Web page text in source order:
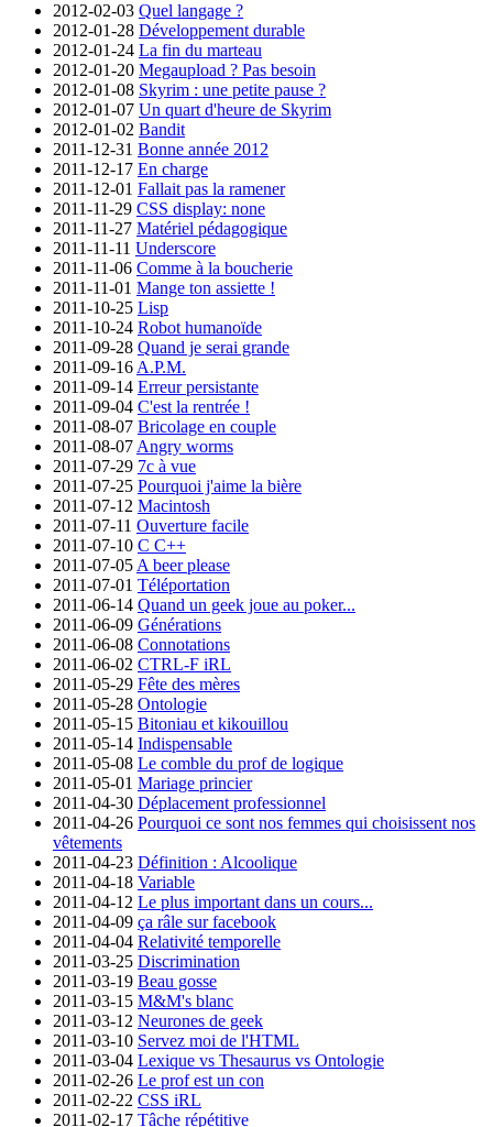
2012-02-03 Quel langage ?
2012-01-28 Développement durable
2012-01-24 La fin du marteau
2012-01-20 Megaupload ? Pas besoin
2012-01-08 Skyrim : une petite pause ?
2012-01-07 Un quart d'heure de Skyrim
2012-01-02 Bandit
2011-12-31 Bonne année 2012
2011-12-17 En charge
2011-12-01 Fallait pas la ramener
2011-11-29 CSS display: none
2011-11-27 Matériel pédagogique
2011-11-11 Underscore
2011-11-06 Comme à la boucherie
2011-11-01 Mange ton assiette !
2011-10-25 Lisp
2011-10-24 Robot humanoïde
2011-09-28 Quand je serai grande
2011-09-16 A.P.M.
2011-09-14 Erreur persistante
2011-09-04 C'est la rentrée !
2011-08-07 Bricolage en couple
2011-08-07 Angry worms
2011-07-29 7c à vue
2011-07-25 Pourquoi j'aime la bière
2011-07-12 Macintosh
2011-07-11 Ouverture facile
2011-07-10 C C++
2011-07-05 A beer please
2011-07-01 Téléportation
2011-06-14 Quand un geek joue au poker...
2011-06-09 Générations
2011-06-08 Connotations
2011-06-02 CTRL-F iRL
2011-05-29 Fête des mères
2011-05-28 Ontologie
2011-05-15 Bitoniau et kikouillou
2011-05-14 Indispensable
2011-05-08 Le comble du prof de logique
2011-05-01 Mariage princier
2011-04-30 Déplacement professionnel
2011-04-26 Pourquoi ce sont nos femmes qui choisissent nos
vêtements
2011-04-23 Définition : Alcoolique
2011-04-18 Variable
2011-04-12 Le plus important dans un cours...
2011-04-09 ça râle sur facebook
2011-04-04 Relativité temporelle
2011-03-25 Discrimination
2011-03-19 Beau gosse
2011-03-15 M&M's blanc
2011-03-12 Neurones de geek
2011-03-10 Servez moi de l'HTML
2011-03-04 Lexique vs Thesaurus vs Ontologie
2011-02-26 Le prof est un con
2011-02-22 CSS iRL
2011-02-17 Tâche répétitive